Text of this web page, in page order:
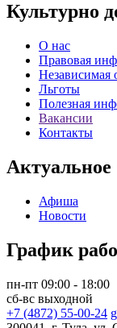
Культурно
О нас
Правовая
Независимая
Льготы
Полезная
Вакансии
Контакты
Актуальное
Афиша
Новости
График
пн-пт 09:00 - 18:00
сб-вс выходной
+7 (4872) 55-00-24